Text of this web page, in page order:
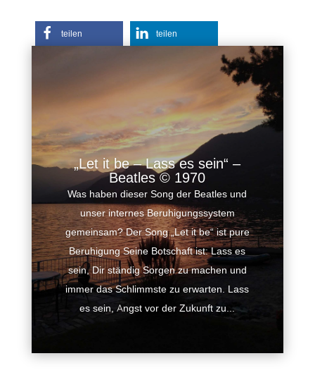
teilen teilen
„Let it be – Lass es sein“ –
Beatles © 1970
Was haben dieser Song der Beatles und
unser internes Beruhigungssystem
gemeinsam? Der Song „Let it be“ ist pure
Beruhigung Seine Botschaft ist: Lass es
sein, Dir ständig Sorgen zu machen und
immer das Schlimmste zu erwarten. Lass
es sein, Angst vor der Zukunft zu...